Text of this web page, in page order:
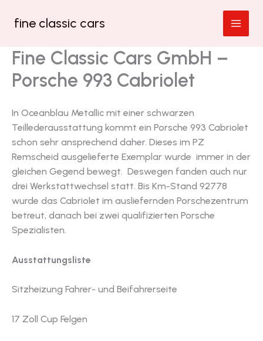
Inhaltfine classic cars
Fine Classic Cars GmbH –
Porsche 993 Cabriolet
In Oceanblau Metallic mit einer schwarzen
Teillederausstattung kommt ein Porsche 993 Cabriolet
schon sehr ansprechend daher. Dieses im PZ
Remscheid ausgelieferte Exemplar wurde immer in der
gleichen Gegend bewegt. Deswegen fanden auch nur
drei Werkstattwechsel statt. Bis Km-Stand 92778
wurde das Cabriolet im ausliefernden Porschezentrum
betreut, danach bei zwei qualifizierten Porsche
Spezialisten.
Ausstattungsliste
Sitzheizung Fahrer- und Beifahrerseite
17 Zoll Cup Felgen